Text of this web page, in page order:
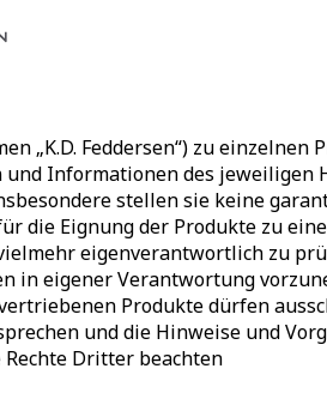
„K.D. Feddersen“) zu
Informationen des jeweiligen
stellen sie keine
die Eignung der Produkte zu
eigenverantwortlich zu
eigener Verantwortung
Produkte dürfen
und die Hinweise und
Dritter beachten